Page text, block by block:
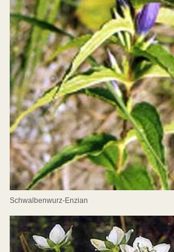
Schwalbenwurz-Enzian